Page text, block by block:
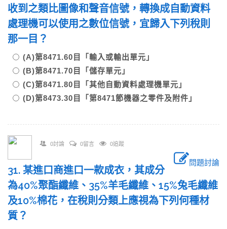
收到之類比圖像和聲音信號，轉換成自動資料
處理機可以使用之數位信號，宜歸入下列稅則
那一目？
(A)第8471.60目「輸入或輸出單元」
(B)第8471.70目「儲存單元」
(C)第8471.80目「其他自動資料處理機單元」
(D)第8473.30目「第8471節機器之零件及附件」
0討論 0留言 0追蹤
問題討論
31. 某進口商進口一款成衣，其成分
為40%聚酯纖維、35%羊毛纖維、15%兔毛纖維
及10%棉花，在稅則分類上應視為下列何種材
質？